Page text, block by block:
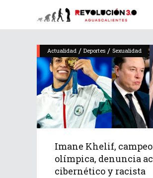
Actualidad / Deportes / Sexualidad
Imane Khelif,
olímpica, denuncia
cibernético y racista